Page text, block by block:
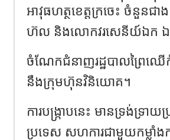
អាវុធហត្ថខេត្តក្រចេះ ចំនួ
ហ៊ល និងលោកវរសេនីយ៍ឯក ឯម សុ
ចំណែកជំនាញរដ្ឋបាលព្រៃឈើកំ
នឹងក្រុមហ៊ុនវិនិយោគ។
ការបង្ក្រាបនេះ មានទ្រង់ទ្រា
ប្រទេស សហការជាមួយកម្លាំងកង